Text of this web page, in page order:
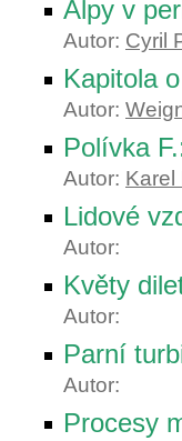
Alpy v
Autor: Cyril
Kapitola
Autor:
Polívka
Autor: Karel
Lidové
Autor:
Květy
Autor:
Parní
Autor:
Procesy